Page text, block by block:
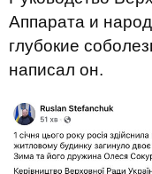
Аппарата и
глубокие
написал он.